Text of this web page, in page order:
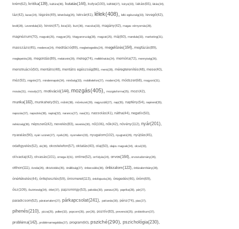
krém(62), kritika(139), kultúra(36), kutatás(144), kutya(100), külföld(27), kütyü(33), lakás(65), látás(34),
láz(42), lazac(24), légzés(49), lehetőség(25), lekvár(41), lélek(408), lelki egészség(33), levegő(42),
levél(28), Levendula(32), leves(47), lista(32), liszt(36), macska(33), magány(42), magas vérnyomás(28),
magnézium(70), magvak(25), magyar(25), Magyarország(28), magzat(25), máj(60), mandula(33), marketing(31),
masszázs(45), medence(24), meditáció(89), megbetegedés(24), megelőzés(164), megfázás(89),
meglepetés(28), megoldás(89), melatonin(29), meleg(74), mellékhatás(24), memória(72), mennyiség(26),
menstruáció(50), mentális(48), mentális egészség(86), menü(28), méregtelenítés(48), mese(40),
méz(92), migrén(27), mindennapok(34), minőség(33), mobiltelefon(27), modern(24), módszer(68), mogyoró(31),
mosás(31), mosoly(27), motiváció(144), mozgás(405), mozgásforma(25), mozi(42),
munka(182), munkahely(92), műtét(38), művészet(29), nagyszülő(27), nap(35), napfény(54), napirend(35),
napozás(37), napsütés(38), naptej(32), narancs(27), nasi(31), nassolás(41), nátha(44), negatív(50),
nehézség(36), népszerű(42), nevelés(83), nevetés(30), nő(106), nők(42), növény(112), nyár(201),
nyaralás(90), nyári szünet(27), nyelv(26), nyomelem(33), nyugalom(102), nyugtató(29), nyújtás(45),
odafigyelés(52), ok(36), okostelefon(57), oktatás(40), olaj(50), olajos magvak(34), olcsó(33),
olívaolaj(42), olvasás(101), omega-3(31), online(52), orrfolyás(24), orvos(164), orvostudomány(26),
otthon(111), óvoda(26), öltözködés(35), önállóság(27), önbecsülés(36), önbizalom(122), önbizalomhiány(28),
önértékelés(44), önfejlesztés(59), önismeret(113), önkifejezés(26), öregedés(46), öröm(69),
ősz(109), őszinteség(34), ötlet(37), pajzsmirigy(53), pakolás(30), panasz(25), paprika(28), pár(27),
paradicsom(52), páratartalom(27), párkapcsolat(241), pattanás(30), pénz(74), piac(27),
pihenés(210), pizza(25), pollen(32), popcorn(35), por(26), pozitív(83), prevenció(25), probiotikum(37),
probléma(142), problémamegoldás(27), program(60), psziché(290), pszichológia(230),